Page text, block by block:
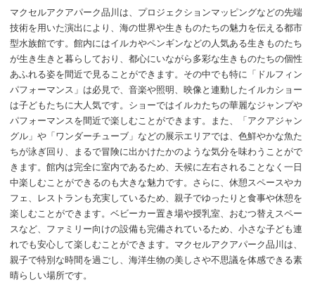
マクセルアクアパーク品川は、プロジェクションマッピングなどの先端
技術を用いた演出により、海の世界や生きものたちの魅力を伝える都市
型水族館です。館内にはイルカやペンギンなどの人気ある生きものたち
が生き生きと暮らしており、都心にいながら多彩な生きものたちの個性
あふれる姿を間近で見ることができます。その中でも特に「ドルフィン
パフォーマンス」は必見で、音楽や照明、映像と連動したイルカショー
は子どもたちに大人気です。ショーではイルカたちの華麗なジャンプや
パフォーマンスを間近で楽しむことができます。また、「アクアジャン
グル」や「ワンダーチューブ」などの展示エリアでは、色鮮やかな魚た
ちが泳ぎ回り、まるで冒険に出かけたかのような気分を味わうことがで
きます。館内は完全に室内であるため、天候に左右されることなく一日
中楽しむことができるのも大きな魅力です。さらに、休憩スペースやカ
フェ、レストランも充実しているため、親子でゆったりと食事や休憩を
楽しむことができます。ベビーカー置き場や授乳室、おむつ替えスペー
スなど、ファミリー向けの設備も完備されているため、小さな子ども連
れでも安心して楽しむことができます。マクセルアクアパーク品川は、
親子で特別な時間を過ごし、海洋生物の美しさや不思議を体感できる素
晴らしい場所です。